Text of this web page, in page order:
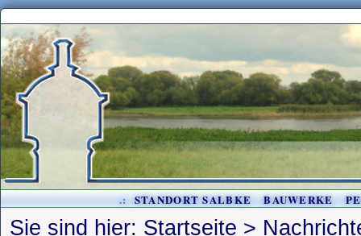
.: STANDORT SALBKE BAUWERKE
Sie sind hier: Startseite >